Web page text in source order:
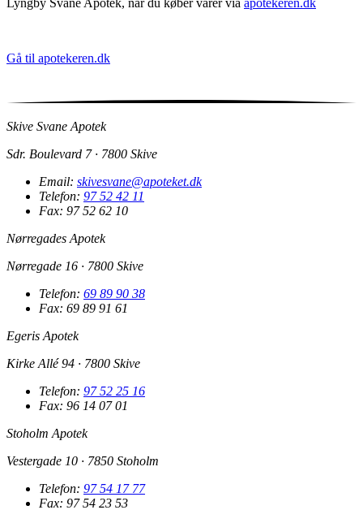
Gå til apotekeren.dk
Skive Svane Apotek
Sdr. Boulevard 7 · 7800 Skive
Email: skivesvane@apoteket.dk
Telefon: 97 52 42 11
Fax: 97 52 62 10
Nørregades Apotek
Nørregade 16 · 7800 Skive
Telefon: 69 89 90 38
Fax: 69 89 91 61
Egeris Apotek
Kirke Allé 94 · 7800 Skive
Telefon: 97 52 25 16
Fax: 96 14 07 01
Stoholm Apotek
Vestergade 10 · 7850 Stoholm
Telefon: 97 54 17 77
Fax: 97 54 23 53